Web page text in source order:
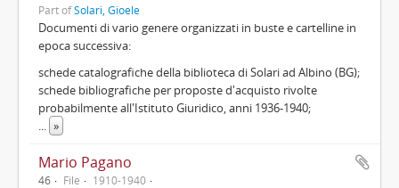
Part ofSolari, Gioele
Documenti di vario genere organizzati in buste e cartelline in
epoca successiva:
schede catalografiche della biblioteca di Solari ad Albino (BG);
schede bibliografiche per proposte d'acquisto rivolte
probabilmente all'Istituto Giuridico, anni 1936-1940;
... »
Mario Pagano
46 File
1910-1940